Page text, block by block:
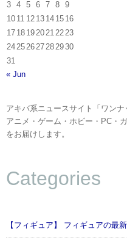
3
4 5 6 7 8
9
10 11 12 13 14 15 16
17 18 1920212223
24252627282930
31
« Jun
アキバ系ニュースサイト「ワンナ
アニメ・ゲーム・ホビー・PC・
をお届けします。
Categories
【フィギュア】 フィギュアの最